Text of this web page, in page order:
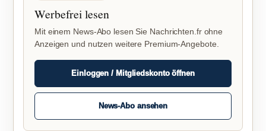
Werbefrei lesen
Mit einem News-Abo lesen Sie Nachrichten.fr ohne
Anzeigen und nutzen weitere Premium-Angebote.
Einloggen / Mitgliedskonto öffnen
News-Abo ansehen